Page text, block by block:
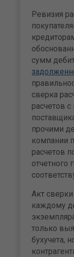
Ревизия
сумм
сверка
расчетов
прочими
компании
расчетов
отчетного
Акт сверки
каждому
только
бухучета,